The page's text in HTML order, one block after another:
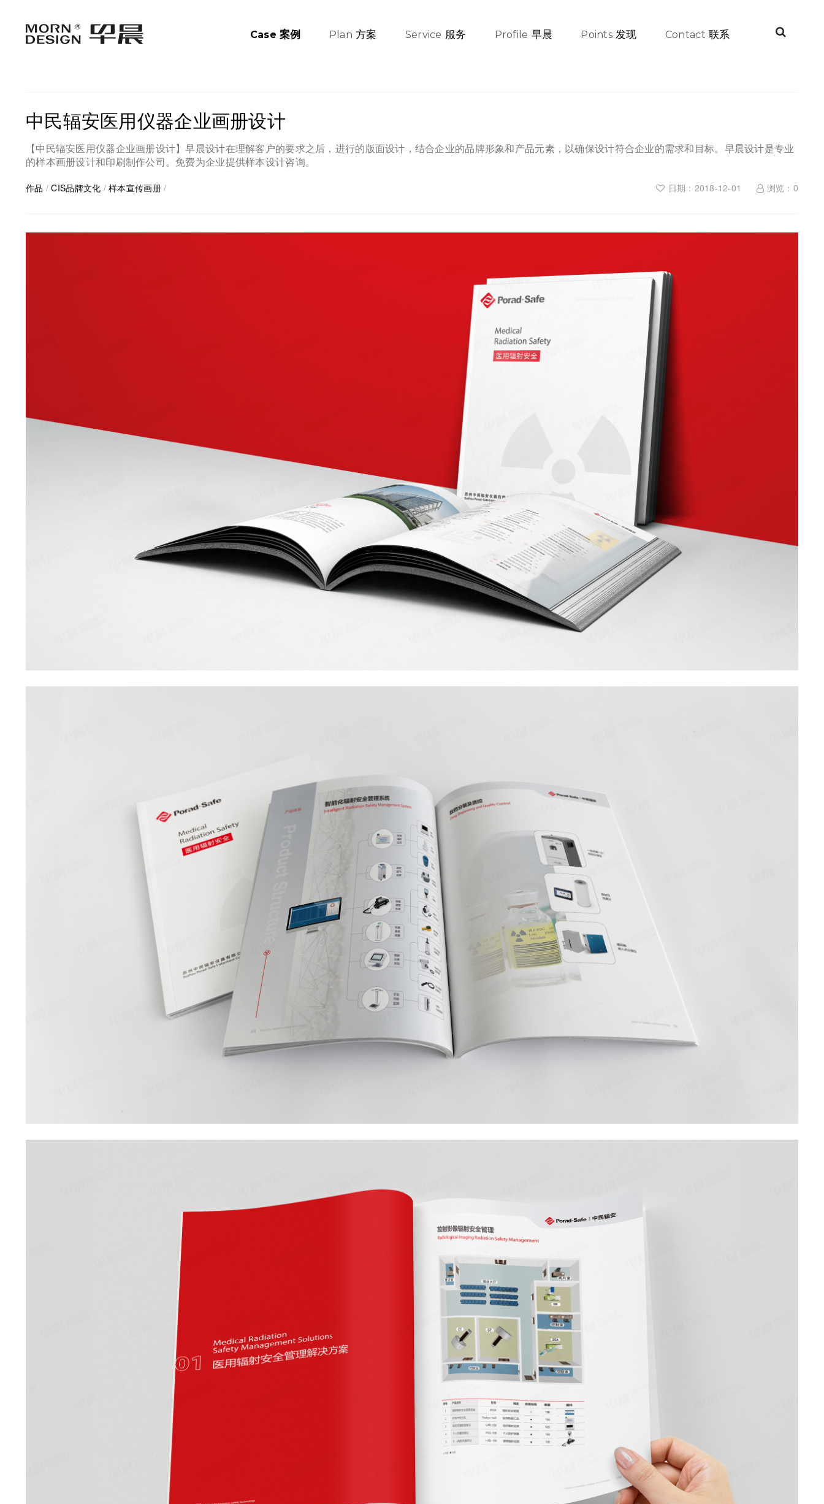
Case 案例 Plan 方案 Service 服务 Profile 早晨 Points 发现 Contact 联系
中民辐安医用仪器企业画册设计
【中民辐安医用仪器企业画册设计】早晨设计在理解客户的要求之后，进行的版面设计，结合企业的品牌形象和产品元素，以确保设计符合企业的需求和目标。早晨设计是专业
的样本画册设计和印刷制作公司。免费为企业提供样本设计咨询。
作品 /CIS品牌文化 /样本宣传画册/ 日期：2018-12-01 浏览： 0